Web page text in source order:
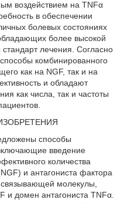
воздействием на TNFα
в обеспечении
болевых состояниях
более высокой
лечения. Согласно
комбинированного
как на NGF, так и на
и обладают
как числа, так и частоты
способы
введение
количества
и антагониста фактора
молекулы,
и домен антагониста TNFα.